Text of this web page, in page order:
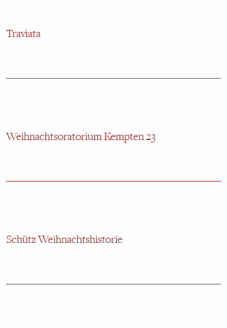
Traviata
Weihnachtsoratorium Kempten 23
Schütz Weihnachtshistorie